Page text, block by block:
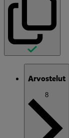
Arvostelut
8